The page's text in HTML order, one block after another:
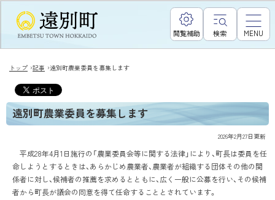
閲覧補助 検索 MENU
トップ ›記事 ›遠別町農業委員を募集します
遠別町農業委員を募集します
2026年2月27日 更新
平成28年4月1日施行の「農業委員会等に関する法律」により、町長は委員を任
命しようとするときは、あらかじめ農業者、農業者が組織する団体その他の関
係者に対し、候補者の推薦を求めるとともに、広く一般に公募を行い、その候補
者から町長が議会の同意を得て任命することとされています。